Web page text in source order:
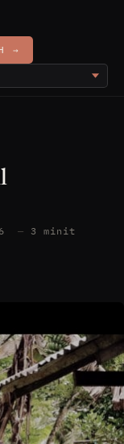
→
— 3 minit